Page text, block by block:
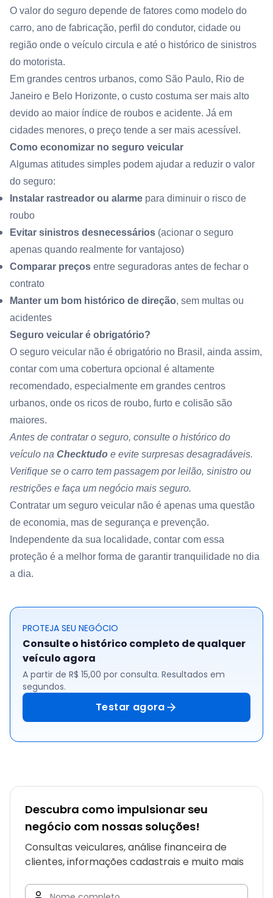
O valor do seguro depende de fatores como modelo do
carro, ano de fabricação, perfil do condutor, cidade ou
região onde o veículo circula e até o histórico de sinistros
do motorista.
Em grandes centros urbanos, como São Paulo, Rio de
Janeiro e Belo Horizonte, o custo costuma ser mais alto
devido ao maior índice de roubos e acidente. Já em
cidades menores, o preço tende a ser mais acessível.
Como economizar no seguro veicular
Algumas atitudes simples podem ajudar a reduzir o valor
do seguro:
Instalar rastreador ou alarme para diminuir o risco de
roubo
Evitar sinistros desnecessários (acionar o seguro
apenas quando realmente for vantajoso)
Comparar preços entre seguradoras antes de fechar o
contrato
Manter um bom histórico de direção, sem multas ou
acidentes
Seguro veicular é obrigatório?
O seguro veicular não é obrigatório no Brasil, ainda assim,
contar com uma cobertura opcional é altamente
recomendado, especialmente em grandes centros
urbanos, onde os ricos de roubo, furto e colisão são
maiores.
Antes de contratar o seguro, consulte o histórico do
veículo na Checktudo e evite surpresas desagradáveis.
Verifique se o carro tem passagem por leilão, sinistro ou
restrições e faça um negócio mais seguro.
Contratar um seguro veicular não é apenas uma questão
de economia, mas de segurança e prevenção.
Independente da sua localidade, contar com essa
proteção é a melhor forma de garantir tranquilidade no dia
a dia.
PROTEJA SEU NEGÓCIO
Consulte o histórico completo de qualquer
veículo agora
A partir de R$ 15,00 por consulta. Resultados em
segundos.
Testar agora
Descubra como impulsionar seu
negócio com nossas soluções!
Consultas veiculares, análise financeira de
clientes, informações cadastrais e muito mais